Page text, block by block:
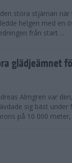
stora stjärnan när
helgen med en
från start ...
glädjeämnet
Almgren var
sig bäst under
på 10 000 meter,